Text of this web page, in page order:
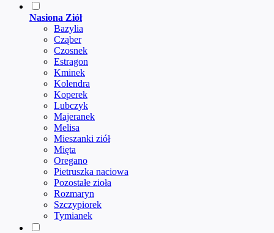
Nasiona Ziół
Bazylia
Cząber
Czosnek
Estragon
Kminek
Kolendra
Koperek
Lubczyk
Majeranek
Melisa
Mieszanki ziół
Mięta
Oregano
Pietruszka naciowa
Pozostałe zioła
Rozmaryn
Szczypiorek
Tymianek